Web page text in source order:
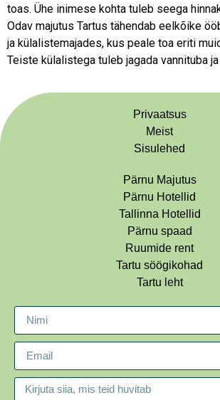
toas. Ühe inimese kohta tuleb seega
Odav majutus Tartus tähendab eelkõike
ja külalistemajades, kus peale toa eriti
Teiste külalistega tuleb jagada vannituba
Privaatsus
Meist
Sisulehed
Pärnu Majutus
Pärnu Hotellid
Tallinna Hotellid
Pärnu spaad
Ruumide rent
Tartu söögikohad
Tartu leht